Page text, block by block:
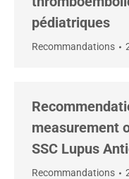
pédiatriques
Recommandations
measurement
SSC Lupus
Recommandations